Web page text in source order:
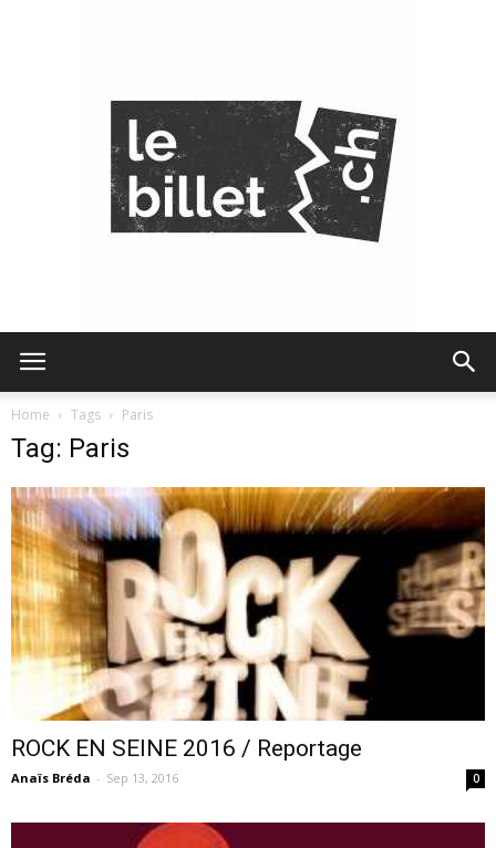
–
webzine
Home Tags Paris
Tag: Paris
ROCK EN SEINE 2016 / Reportage
Anaïs Bréda - Sep 13, 2016 0